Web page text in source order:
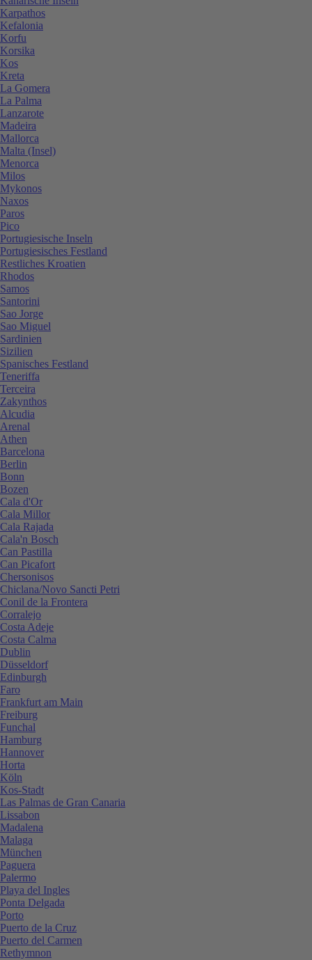
Karpathos
Kefalonia
Korfu
Korsika
Kos
Kreta
La Gomera
La Palma
Lanzarote
Madeira
Mallorca
Malta (Insel)
Menorca
Milos
Mykonos
Naxos
Paros
Pico
Portugiesische Inseln
Portugiesisches Festland
Restliches Kroatien
Rhodos
Samos
Santorini
Sao Jorge
Sao Miguel
Sardinien
Sizilien
Spanisches Festland
Teneriffa
Terceira
Zakynthos
Alcudia
Arenal
Athen
Barcelona
Berlin
Bonn
Bozen
Cala d'Or
Cala Millor
Cala Rajada
Cala'n Bosch
Can Pastilla
Can Picafort
Chersonisos
Chiclana/Novo Sancti Petri
Conil de la Frontera
Corralejo
Costa Adeje
Costa Calma
Dublin
Düsseldorf
Edinburgh
Faro
Frankfurt am Main
Freiburg
Funchal
Hamburg
Hannover
Horta
Köln
Kos-Stadt
Las Palmas de Gran Canaria
Lissabon
Madalena
Malaga
München
Paguera
Palermo
Playa del Ingles
Ponta Delgada
Porto
Puerto de la Cruz
Puerto del Carmen
Rethymnon